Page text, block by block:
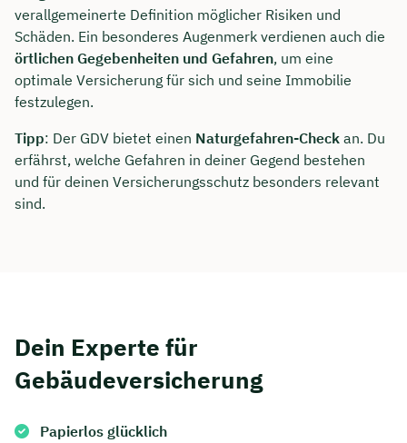
verallgemeinerte Definition möglicher Risiken und
Schäden. Ein besonderes Augenmerk verdienen auch die
örtlichen Gegebenheiten und Gefahren, um eine
optimale Versicherung für sich und seine Immobilie
festzulegen.
Tipp: Der GDV bietet einen Naturgefahren-Check an. Du
erfährst, welche Gefahren in deiner Gegend bestehen
und für deinen Versicherungsschutz besonders relevant
sind.
Dein Experte für
Gebäudeversicherung
Papierlos glücklich